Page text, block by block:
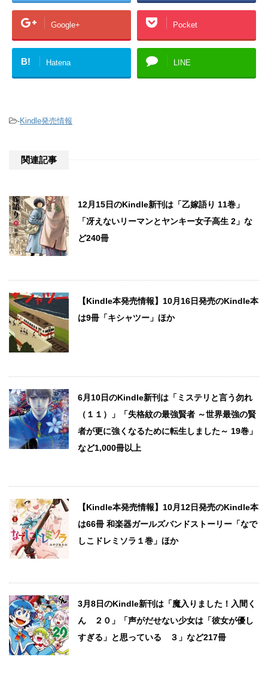
Google+ Pocket
B! Hatena LINE
-Kindle発売情報
関連記事
12月15日のKindle新刊は「乙嫁語り 11巻」
「冴えないリーマンとヤンキー女子高生 2」な
ど240冊
【Kindle本発売情報】10月16日発売のKindle本
は9冊「キシャツー」ほか
6月10日のKindle新刊は「ミステリと言う勿れ
（１１）」「失格紋の最強賢者 ～世界最強の賢
者が更に強くなるために転生しました～ 19巻」
など1,000冊以上
【Kindle本発売情報】10月12日発売のKindle本
は66冊 和楽器ガールズバンドストーリー「なで
しこドレミソラ１巻」ほか
3月8日のKindle新刊は「魔入りました！入間く
ん ２０」「声がだせない少女は「彼女が優し
すぎる」と思っている ３」など217冊